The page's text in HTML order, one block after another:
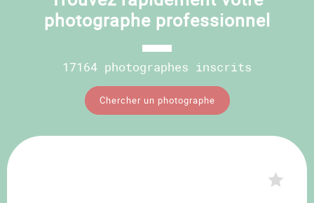
photographe professionnel
17164 photographes inscrits
Chercher un photographe